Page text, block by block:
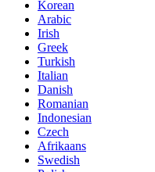
Korean
Arabic
Irish
Greek
Turkish
Italian
Danish
Romanian
Indonesian
Czech
Afrikaans
Swedish